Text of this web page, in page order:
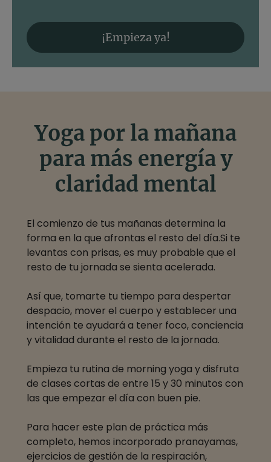
¡Empieza ya!
Yoga por la mañana
para más energía y
claridad mental
El comienzo de tus mañanas determina la
forma en la que afrontas el resto del día.Si te
levantas con prisas, es muy probable que el
resto de tu jornada se sienta acelerada.
Así que, tomarte tu tiempo para despertar
despacio, mover el cuerpo y establecer una
intención te ayudará a tener foco, conciencia
y vitalidad durante el resto de la jornada.
Empieza tu rutina de morning yoga y disfruta
de clases cortas de entre 15 y 30 minutos con
las que empezar el día con buen pie.
Para hacer este plan de práctica más
completo, hemos incorporado pranayamas,
ejercicios de gestión de la respiración,